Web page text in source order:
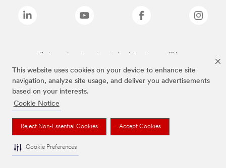
This website uses cookies on your device to enhance site
navigation, analyze site usage, and deliver you advertisements
based on your interests.
Cookie Notice
Reject Non-Essential Cookies Accept Cookies
Cookie Preferences
De bovenstaande merken zijn handelsmerken van 3M.we